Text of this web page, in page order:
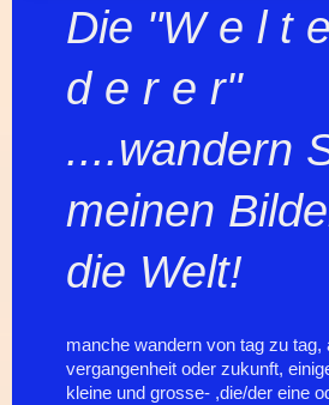
Die "W e l t
d e r e r"
....wandern
meinen
die Welt!
manche wandern von tag zu tag,
vergangenheit oder zukunft,
kleine und grosse- ,die/der eine